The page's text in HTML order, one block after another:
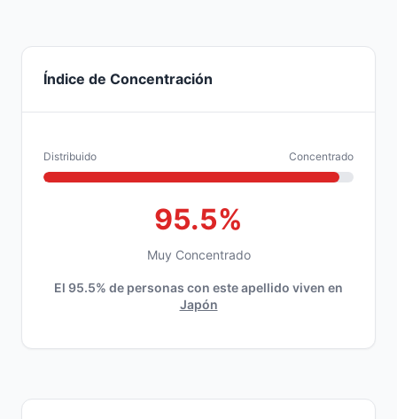
Índice de Concentración
Distribuido Concentrado
95.5%
Muy Concentrado
El 95.5% de personas con este apellido viven en
Japón